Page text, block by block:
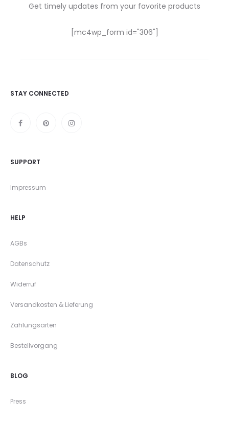
Get timely updates from your favorite products
[mc4wp_form id="306"]
STAY CONNECTED
SUPPORT
Impressum
HELP
AGBs
Datenschutz
Widerruf
Versandkosten & Lieferung
Zahlungsarten
Bestellvorgang
BLOG
Press